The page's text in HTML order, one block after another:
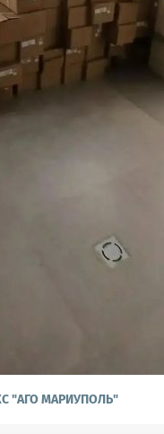
"АГО МАРИУПОЛЬ"